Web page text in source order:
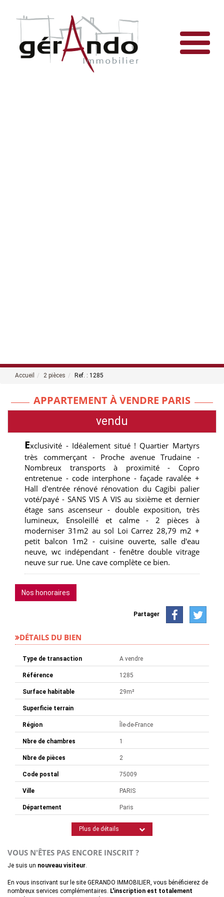
Accueil 2 pièces Ref. : 1285
APPARTEMENT À VENDRE PARIS
vendu
Exclusivité - Idéalement situé ! Quartier Martyrs
très commerçant - Proche avenue Trudaine -
Nombreux transports à proximité - Copro
entretenue - code interphone - façade ravalée +
Hall d'entrée rénové rénovation du Cagibi palier
voté/payé - SANS VIS A VIS au sixième et dernier
étage sans ascenseur - double exposition, très
lumineux, Ensoleillé et calme - 2 pièces à
moderniser 31m2 au sol Loi Carrez 28,79 m2 +
petit balcon 1m2 - cuisine ouverte, salle d'eau
neuve, wc indépendant - fenêtre double vitrage
neuve sur rue. Une cave complète ce bien.
Nos honoraires
Partager
DÉTAILS DU BIEN
Type de transaction A vendre
Référence 1285
Surface habitable 29m²
Superficie terrain
Région Île-de-France
Nbre de chambres 1
Nbre de pièces 2
Code postal 75009
Ville PARIS
Département Paris
Plus de détails
VOUS N'ÊTES PAS ENCORE INSCRIT ?
Je suis un nouveau visiteur.
En vous inscrivant sur le site GERANDO IMMOBILIER, vous bénéficierez de
nombreux services complémentaires. L'inscription est totalement